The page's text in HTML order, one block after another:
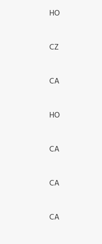
HO
CZ
CA
HO
CA
CA
CA